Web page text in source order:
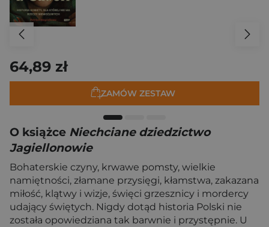
64,89 zł
ZAMÓW ZESTAW
O książce Niechciane dziedzictwo
Jagiellonowie
Bohaterskie czyny, krwawe pomsty, wielkie
namiętności, złamane przysięgi, kłamstwa, zakazana
miłość, klątwy i wizje, święci grzesznicy i mordercy
udający świętych. Nigdy dotąd historia Polski nie
została opowiedziana tak barwnie i przystępnie. U